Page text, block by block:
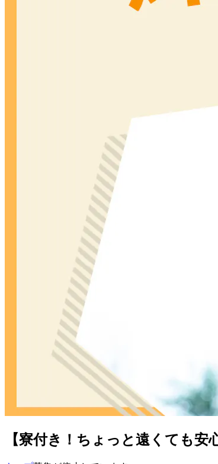
【寮付き！ちょっと遠くても